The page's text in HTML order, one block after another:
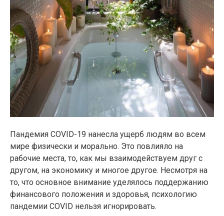
Пандемия COVID-19 нанесла ущерб людям во всем
мире физически и морально. Это повлияло на
рабочие места, то, как мы взаимодействуем друг с
другом, на экономику и многое другое. Несмотря на
то, что основное внимание уделялось поддержанию
финансового положения и здоровья, психологию
пандемии COVID нельзя игнорировать.